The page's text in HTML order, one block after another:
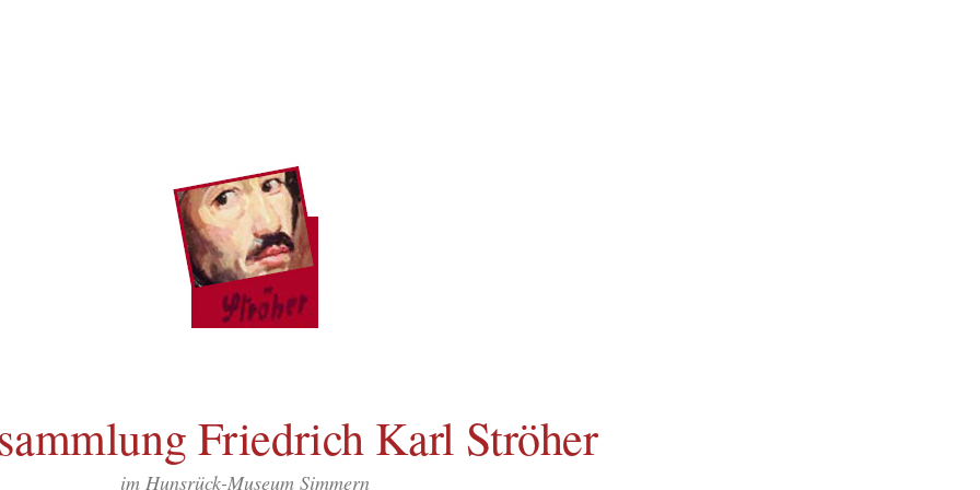
Friedrich Karl Ströher
im Hunsrück-Museum Simmern